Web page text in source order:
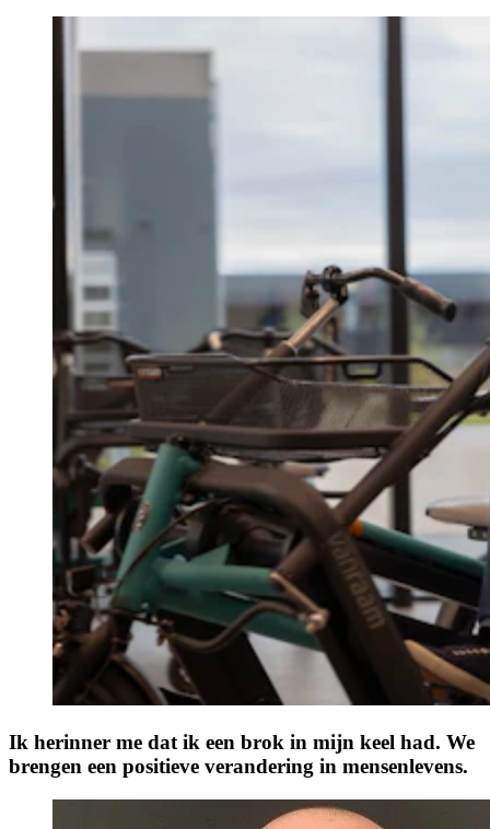
Ik herinner me dat ik een brok in mijn keel had. We
brengen een positieve verandering in mensenlevens.